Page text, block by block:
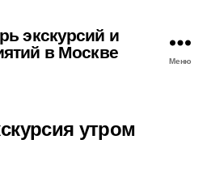
экскурсий и
в Москве Меню
утром